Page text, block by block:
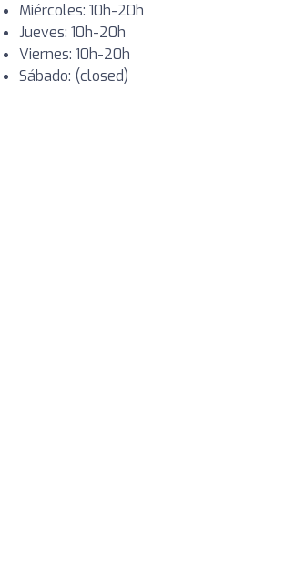
Miércoles: 10h-20h
Jueves: 10h-20h
Viernes: 10h-20h
Sábado: (closed)